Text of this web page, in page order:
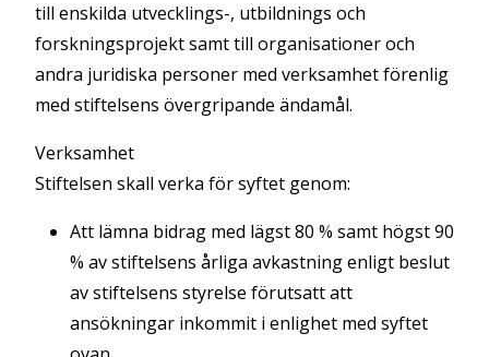
till enskilda utvecklings-, utbildnings och
forskningsprojekt samt till organisationer och
andra juridiska personer med verksamhet förenlig
med stiftelsens övergripande ändamål.
Verksamhet
Stiftelsen skall verka för syftet genom:
Att lämna bidrag med lägst 80 % samt högst 90
% av stiftelsens årliga avkastning enligt beslut
av stiftelsens styrelse förutsatt att
ansökningar inkommit i enlighet med syftet